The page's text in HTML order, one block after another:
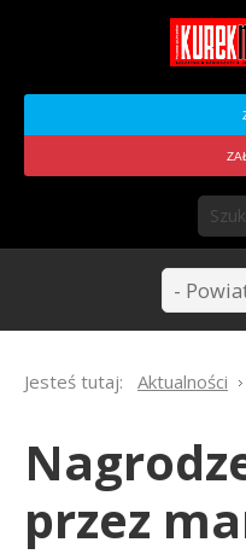
Jesteś tutaj: Aktualności
przez